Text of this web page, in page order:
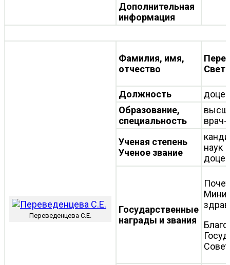
Дополнительная
информация
Переведенцева С.Е.
Фамилия, имя,
отчество
Должность
Образование,
специальность
врач-
Ученая степень
Ученое звание
наук
Государственные
награды и звания